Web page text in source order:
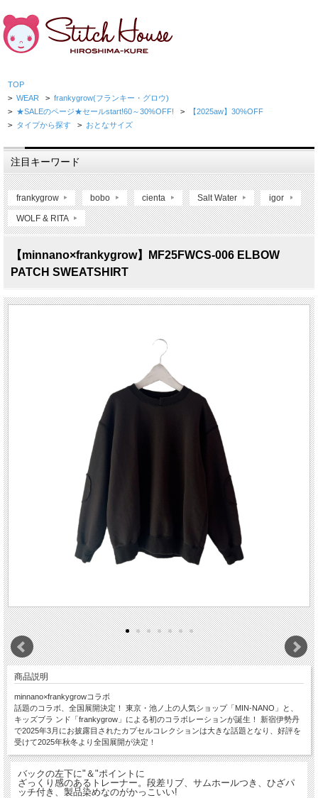
TOP
> WEAR > frankygrow(フランキー・グロウ)
> ★SALEのページ★セールstart!60～30%OFF! > 【2025aw】30%OFF
> タイプから探す > おとなサイズ
注目キーワード
frankygrow bobo cienta Salt Water igor
WOLF & RITA
【minnano×frankygrow】MF25FWCS-006 ELBOW
PATCH SWEATSHIRT
商品説明
minnano×frankygrowコラボ
話題のコラボ、全国展開決定！ 東京・池ノ上の人気ショップ「MIN-NANO」と、
キッズブラ ンド「frankygrow」による初のコラボレーションが誕生！ 新宿伊勢丹
で2025年3月にお披露目されたカプセルコレクションは大きな話題となり、好評を
受けて2025年秋冬より全国展開が決定！
バックの左下に"＆"ポイントに
ざっくり感のあるトレーナー。段差リブ、サムホールつき、ひざパ
ッチ付き、製品染めなのがかっこいい!